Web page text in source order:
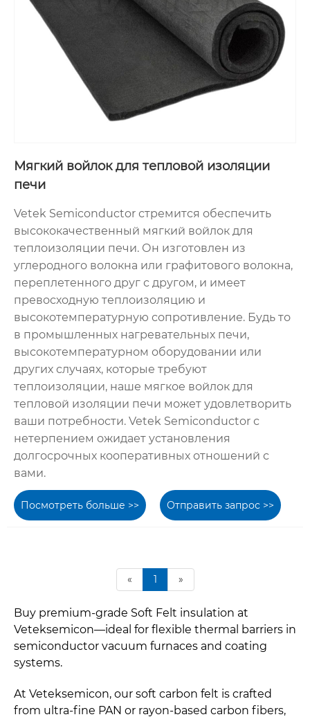
Мягкий войлок для тепловой изоляции
печи
Vetek Semiconductor стремится обеспечить
высококачественный мягкий войлок для
теплоизоляции печи. Он изготовлен из
углеродного волокна или графитового волокна,
переплетенного друг с другом, и имеет
превосходную теплоизоляцию и
высокотемпературную сопротивление. Будь то
в промышленных нагревательных печи,
высокотемпературном оборудовании или
других случаях, которые требуют
теплоизоляции, наше мягкое войлок для
тепловой изоляции печи может удовлетворить
ваши потребности. Vetek Semiconductor с
нетерпением ожидает установления
долгосрочных кооперативных отношений с
вами.
Посмотреть больше >> Отправить запрос >>
« 1 »
Buy premium-grade Soft Felt insulation at
Veteksemicon—ideal for flexible thermal barriers in
semiconductor vacuum furnaces and coating
systems.
At Veteksemicon, our soft carbon felt is crafted
from ultra-fine PAN or rayon-based carbon fibers,